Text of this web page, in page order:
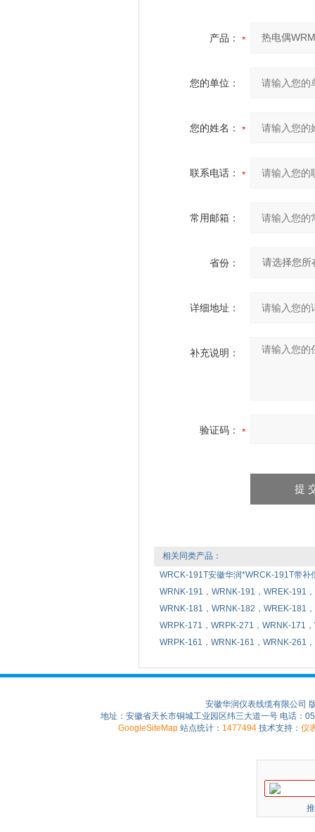
产品：
您的单位：
您的姓名：
联系电话：
常用邮箱：
省份：
详细地址：
补充说明：
验证码：
相关同类产品：
WRCK-191T安徽华润*WRCK-191T带补
WRNK-191，WRNK-191，WREK-191
WRNK-181，WRNK-182，WREK-181
WRPK-171，WRPK-271，WRNK-171
WRPK-161，WRNK-161，WRNK-261
安徽华润仪表线缆有限公司
地址：安徽省天长市铜城工业园区纬三大道一号 电话：
GoogleSiteMap 站点统计： 1477494 技术支持： 仪